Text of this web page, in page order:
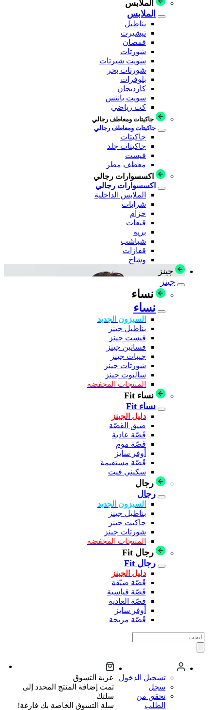
الملابس
الملابس
بناطيل
تيشيرت
قمصان
شورتات
سويت شيرتات
شورتات بحر
بلوفرات
كارديجان
سويت بانتس
كت رياضي
جاكيتات ومعاطف رجالي
جاكيتات ومعاطف رجالي
جاكيتات
جاكيتات جلد
فيست
معطف مطر
اكسسوارات رجالي
اكسسوارات رجالي
الملابس الداخلية
شرابات
حزام
قبعات
بريه
شباشب
قفازات
وشاح
جينز
جينز
نساء
نساء
السيزون الجديد
بناطيل جينز
فيست جينز
فساتين جيتز
جيبات جينز
شورتات جينز
سالبوت جينز
المنتجات المخفضه
نساء Fit
نساء Fit
دليل الجينز
ضيق القَصّة
قَصّة عادية
قَصّة موم
أوفر سايز
قَصّة مستقيمة
سكيني فيت
رجال
رجال
السيزون الجديد
بناطيل جينز
جاكيت جينز
شورتات جينز
المنتجات المخفضه
رجال Fit
رجال Fit
دليل الجينز
قَصّة ضيّقة
قَصّة قياسية
قصّة العادية
أوفر سايز
قَصّة مريحة
تسجيل الدخول
سجل
تحقق من
الطلب
عربة التسوق
تمت إضافة المنتج المحدد إلى
سلتك
سلة التسوق الخاصة بك فارغة!